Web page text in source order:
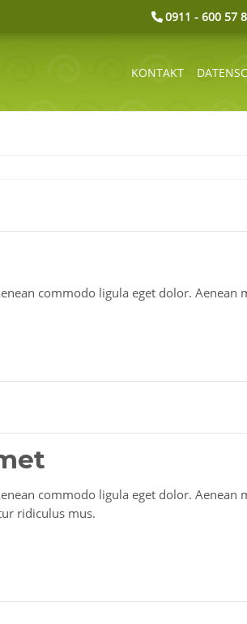
0911 - 600 57
NAVIGATION
KONTAKT
commodo ligula eget dolor. Aenean
commodo ligula eget dolor. Aenean
ridiculus mus.